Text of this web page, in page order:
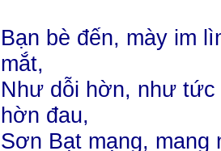
Bạn bè đến, mày im
mắt,
Như dỗi hờn, như
hờn đau,
Sơn Bạt mạng, mang